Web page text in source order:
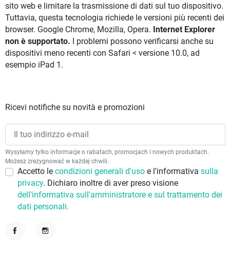
sito web e limitare la trasmissione di dati sul tuo dispositivo.
Tuttavia, questa tecnologia richiede le versioni più recenti dei
browser. Google Chrome, Mozilla, Opera. Internet Explorer
non è supportato.
I problemi possono verificarsi anche su
dispositivi meno recenti con Safari < versione 10.0, ad
esempio iPad 1.
Ricevi notifiche su novità e promozioni
Wysyłamy tylko informacje o rabatach, promocjach i nowych produktach.
Możesz zrezygnować w każdej chwili.
Accetto le condizioni generali d'uso e l'informativa sulla
privacy. Dichiaro inoltre di aver preso visione
dell'informativa sull'amministratore e sul trattamento dei
dati personali.